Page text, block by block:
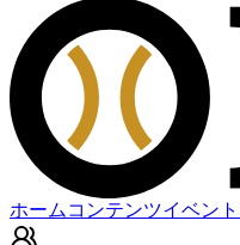
ホーム コンテンツイベント